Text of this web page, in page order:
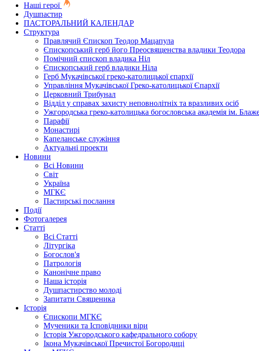
Наші герої
Душпастир
ПАСТОРАЛЬНИЙ КАЛЕНДАР
Структура
Правлячий Єпископ Теодор Мацапула
Єпископський герб його Преосвященства владики Теодора
Помічний єпископ владика Ніл
Єпископський герб владики Ніла
Герб Мукачівської греко-католицької єпархії
Управління Мукачівської Греко-католицької Єпархії
Церковний Трибунал
Відділ у справах захисту неповнолітніх та вразливих осіб
Ужгородська греко-католицька богословська академія ім.
Парафії
Монастирі
Капеланське служіння
Актуальні проекти
Новини
Всі Новини
Світ
Україна
МГКЄ
Пастирські послання
Події
Фотогалерея
Статті
Всі Статті
Літургіка
Богослов'я
Патрологія
Канонічне право
Наша історія
Душпастирство молоді
Запитати Священика
Історія
Єпископи МГКЄ
Мученики та Ісповідники віри
Історія Ужгородського кафедрального собору
Ікона Мукачівської Пречистої Богородиці